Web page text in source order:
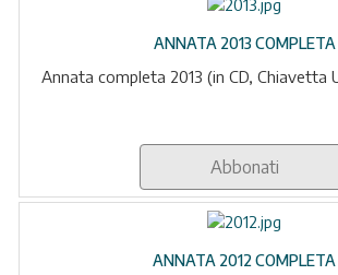
ANNATA 2013 COMPLETA
Annata completa 2013 (in CD, Chiavetta
Abbonati
ANNATA 2012 COMPLETA